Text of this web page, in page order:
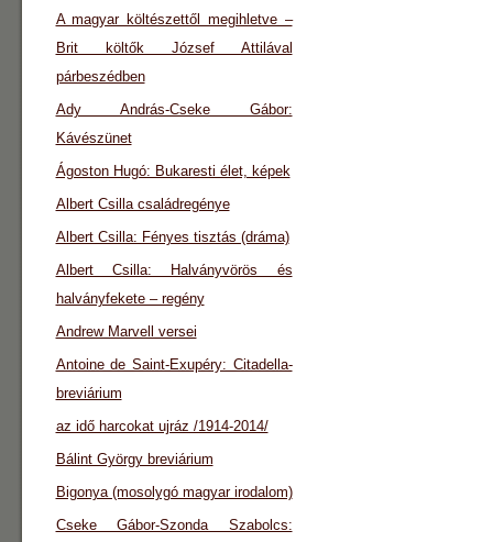
A magyar költészettől megihletve –
Brit költők József Attilával
párbeszédben
Ady András-Cseke Gábor:
Kávészünet
Ágoston Hugó: Bukaresti élet, képek
Albert Csilla családregénye
Albert Csilla: Fényes tisztás (dráma)
Albert Csilla: Halványvörös és
halványfekete – regény
Andrew Marvell versei
Antoine de Saint-Exupéry: Citadella-
breviárium
az idő harcokat ujráz /1914-2014/
Bálint György breviárium
Bigonya (mosolygó magyar irodalom)
Cseke Gábor-Szonda Szabolcs: